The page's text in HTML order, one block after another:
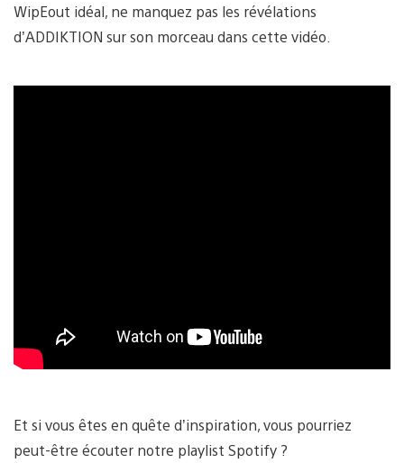
WipEout idéal, ne manquez pas les révélations
d’ADDIKTION sur son morceau dans cette vidéo.
Et si vous êtes en quête d’inspiration, vous pourriez
peut-être écouter notre playlist Spotify ?